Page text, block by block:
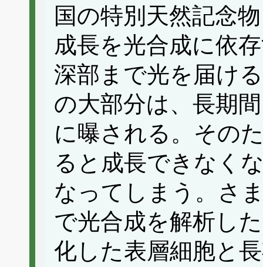
国の特別天然記念
成長を光合成に依
深部まで光を届け
の大部分は、長期
に曝される。その
ると成長できなく
なってしまう。さ
で光合成を解析し
化した表層細胞と